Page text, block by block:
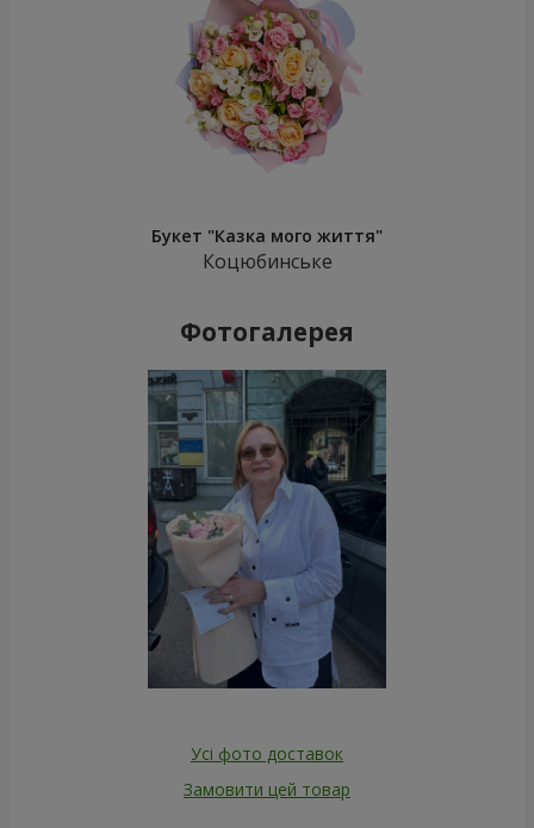
Букет "Казка мого життя"
Коцюбинське
Фотогалерея
Усі фото доставок
Замовити цей товар